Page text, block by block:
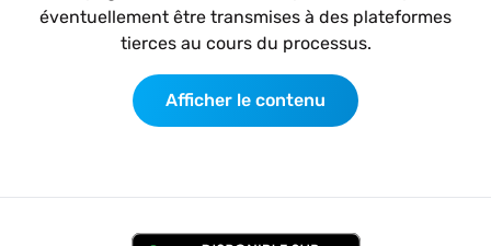
éventuellement être transmises à des plateformes
tierces au cours du processus.
Afficher le contenu